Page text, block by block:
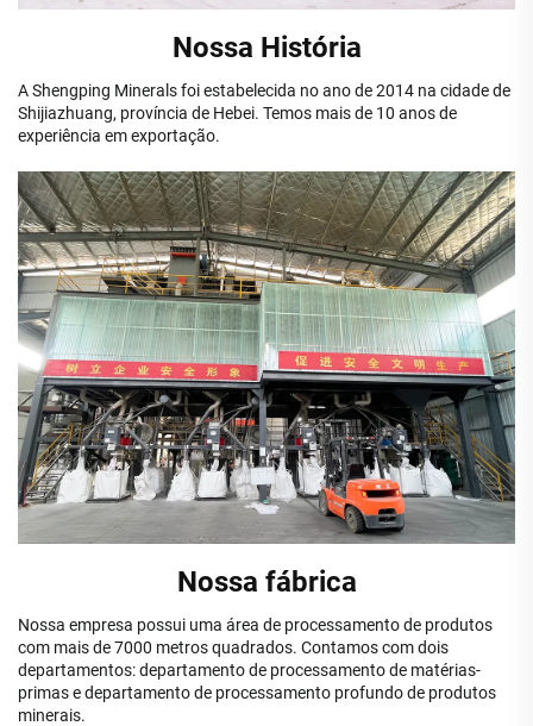
Nossa História
A Shengping Minerals foi estabelecida no ano de 2014 na cidade de
Shijiazhuang, província de Hebei. Temos mais de 10 anos de
experiência em exportação.
Nossa fábrica
Nossa empresa possui uma área de processamento de produtos
com mais de 7000 metros quadrados. Contamos com dois
departamentos: departamento de processamento de matérias-
primas e departamento de processamento profundo de produtos
minerais.